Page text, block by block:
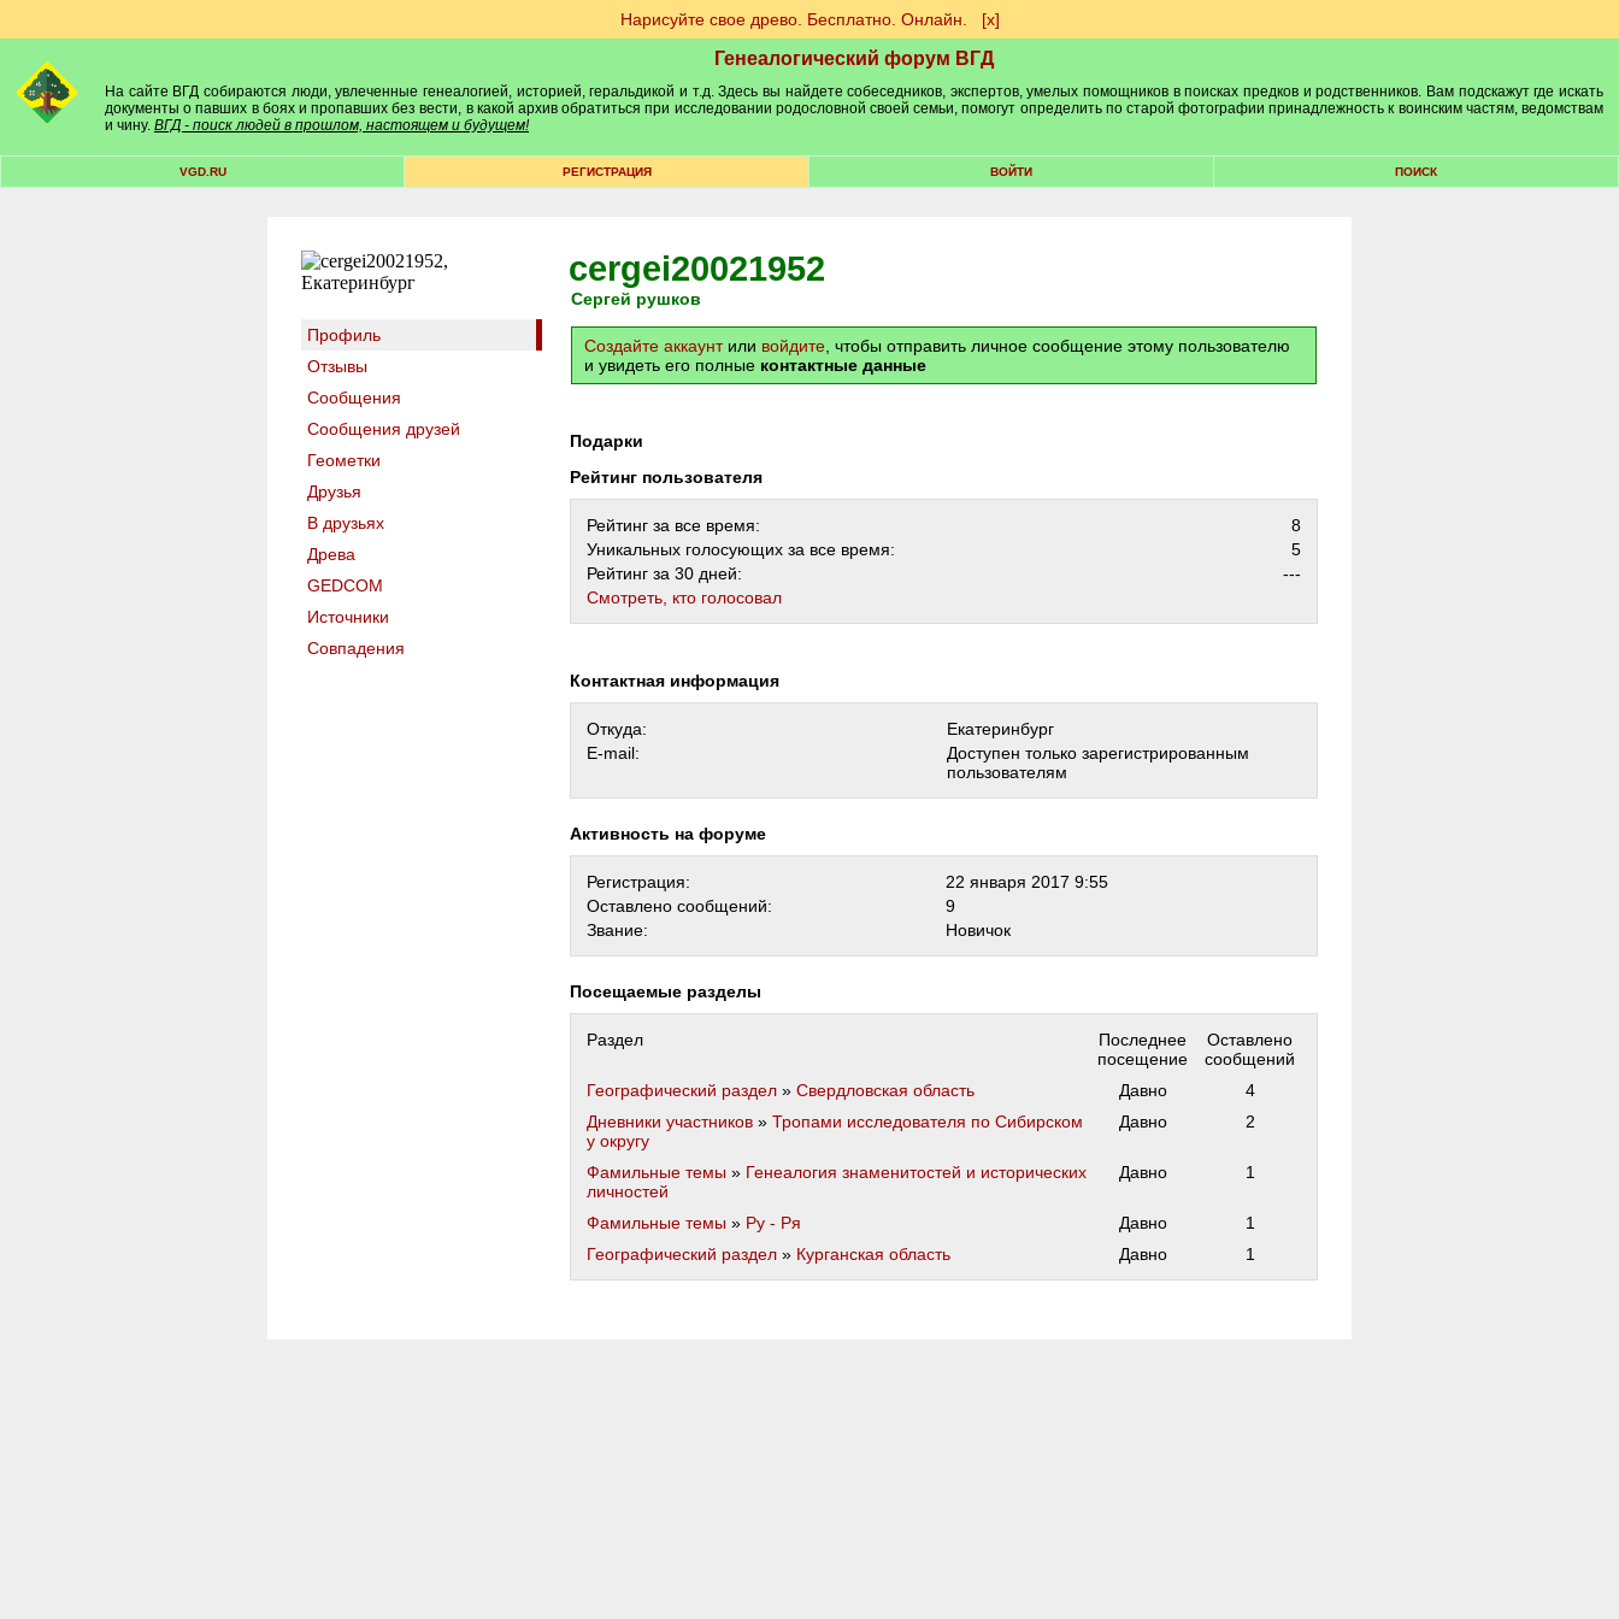
Нарисуйте свое древо. Бесплатно. Онлайн. [х]
Генеалогический форум ВГД
На сайте ВГД собираются люди, увлеченные генеалогией, историей, геральдикой и т.д. Здесь вы найдете собеседников, экспертов, умелых помощников в поисках предков и родственников. Вам подскажут где искать
документы о павших в боях и пропавших без вести, в какой архив обратиться при исследовании родословной своей семьи, помогут определить по старой фотографии принадлежность к воинским частям, ведомствам
и чину. ВГД - поиск людей в прошлом, настоящем и будущем!
VGD.RU РЕГИСТРАЦИЯ ВОЙТИ ПОИСК
Профиль
Отзывы
Сообщения
Сообщения друзей
Геометки
Друзья
В друзьях
Древа
GEDCOM
Источники
Совпадения
cergei20021952
сергей рушков
Создайте аккаунтили войдите , чтобы отправить личное сообщение этому пользователю
и увидеть его полные контактные данные
Подарки
Рейтинг пользователя
Рейтинг за все время:
8
Уникальных голосующих за все время:
5
Рейтинг за 30 дней:
---
Cмотреть, кто голосовал
Контактная информация
Откуда:
Екатеринбург
E-mail:
Доступен только зарегистрированным
пользователям
Активность на форуме
Регистрация:
22 января 2017 9:55
Оставлено сообщений:
9
Звание:
Новичок
Посещаемые разделы
Раздел
Последнее
посещение
Оставлено
сообщений
Географический раздел » Свердловская область Давно
4
Дневники участников » Тропами исследователя по Сибирском
у округу
Давно 2
Фамильные темы » Генеалогия знаменитостей и исторических
личностей
Давно 1
Фамильные темы » Ру - Ря Давно
1
Географический раздел » Курганская область Давно 1